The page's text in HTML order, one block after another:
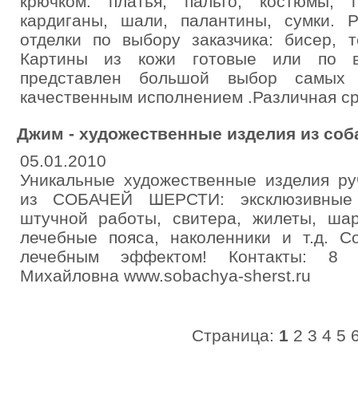
кардиганы, шали, палантины, сумки.
отделки по выбору заказчика:
Картины из кожи готовые или по
представлен большой выбор
качественным исполнением .Различная
Джим - художественные изделия из
05.01.2010
Уникальные художественные изделия
из СОБАЧЕЙ ШЕРСТИ: эксклюзивные
штучной работы, свитера, жилеты,
лечебные пояса, наколенники и т.д.
лечебным эффектом! Контакты: 8
Михайловна www.sobachya-sherst.ru
Страница: 1 2 3 4 5